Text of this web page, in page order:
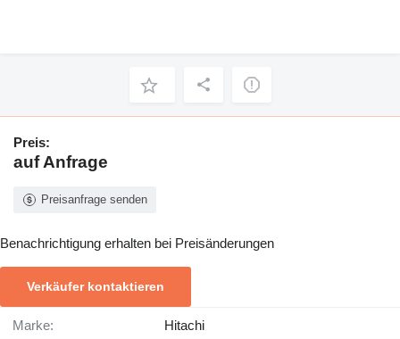
Preis:
auf Anfrage
Preisanfrage senden
Benachrichtigung erhalten bei Preisänderungen
Verkäufer kontaktieren
Marke: Hitachi